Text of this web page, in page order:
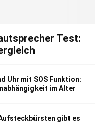
Test:
Uhr mit SOS Funktion:
im Alter
gibt es